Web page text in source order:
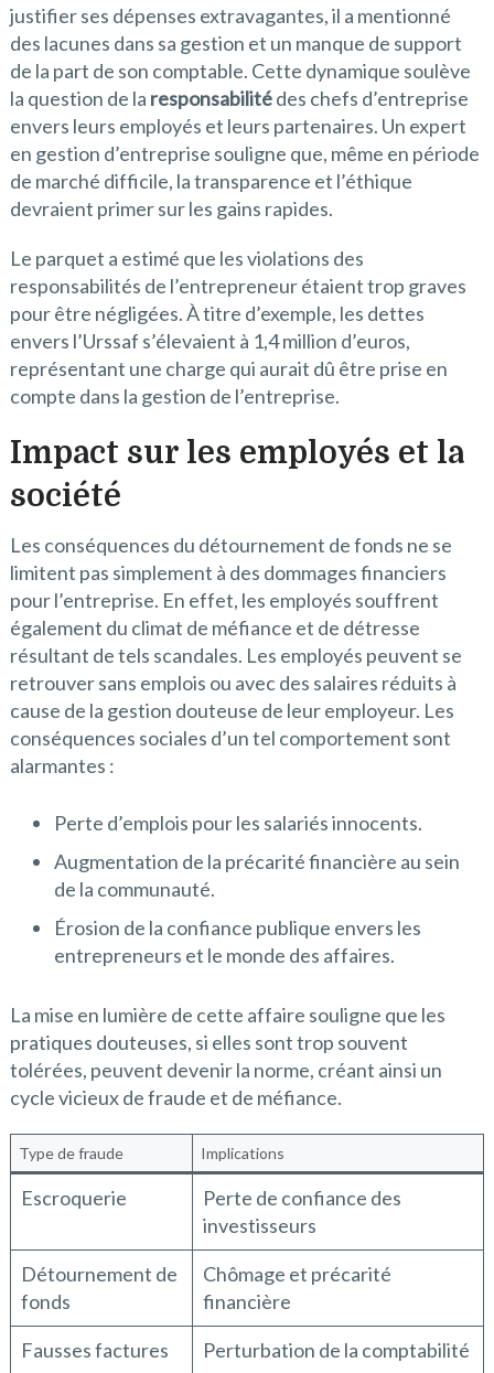
justifier ses dépenses extravagantes, il a mentionné
des lacunes dans sa gestion et un manque de support
de la part de son comptable. Cette dynamique soulève
la question de la responsabilitédes chefs d’entreprise
envers leurs employés et leurs partenaires. Un expert
en gestion d’entreprise souligne que, même en période
de marché difficile, la transparence et l’éthique
devraient primer sur les gains rapides.
Le parquet a estimé que les violations des
responsabilités de l’entrepreneur étaient trop graves
pour être négligées. À titre d’exemple, les dettes
envers l’Urssaf s’élevaient à 1,4 million d’euros,
représentant une charge qui aurait dû être prise en
compte dans la gestion de l’entreprise.
Impact sur les employés et la
société
Les conséquences du détournement de fonds ne se
limitent pas simplement à des dommages financiers
pour l’entreprise. En effet, les employés souffrent
également du climat de méfiance et de détresse
résultant de tels scandales. Les employés peuvent se
retrouver sans emplois ou avec des salaires réduits à
cause de la gestion douteuse de leur employeur. Les
conséquences sociales d’un tel comportement sont
alarmantes :
Perte d’emplois pour les salariés innocents.
Augmentation de la précarité financière au sein
de la communauté.
Érosion de la confiance publique envers les
entrepreneurs et le monde des affaires.
La mise en lumière de cette affaire souligne que les
pratiques douteuses, si elles sont trop souvent
tolérées, peuvent devenir la norme, créant ainsi un
cycle vicieux de fraude et de méfiance.
Type de fraude Implications
Escroquerie
Perte de confiance des
investisseurs
Détournement de
fonds
Chômage et précarité
financière
Fausses factures
Perturbation de la comptabilité